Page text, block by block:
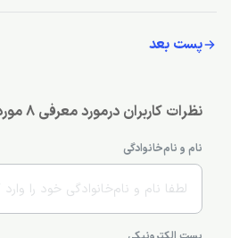
پست بعد
نظرات کاربران درمورد معرفی 8 مورد از سواحل قشم
نام و نام‌خانوادگی